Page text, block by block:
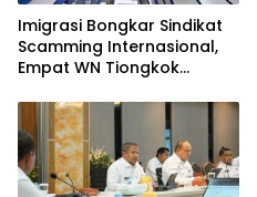
Imigrasi Bongkar Sindikat
Scamming Internasional,
Empat WN Tiongkok